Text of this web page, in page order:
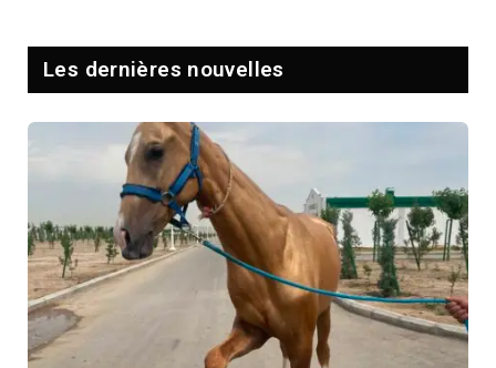
Les dernières nouvelles